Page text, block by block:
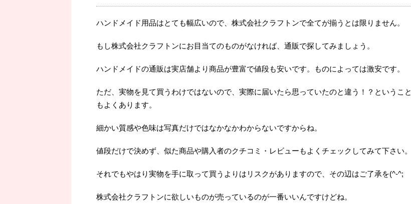
ハンドメイド用品はとても幅広いので、株式会社クラフトンで全てが揃うとは限りません。
もし株式会社クラフトンにお目当てのものがなければ、通販で探してみましょう。
ハンドメイドの通販は実店舗より商品が豊富で値段も安いです。ものによっては激安です。
ただ、実物を見て買うわけではないので、実際に届いたら思っていたのと違う！？ということ
もよくあります。
細かい質感や色味は写真だけではなかなかわからないですからね。
値段だけで決めず、似た商品や購入者のクチコミ・レビューもよくチェックしてみて下さい。
それでもやはり実物を手に取って買うよりはリスクがありますので、その辺はご了承を(^-^;
株式会社クラフトンに欲しいものが売っているのが一番いいんですけどね。